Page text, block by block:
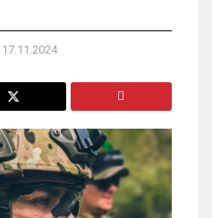
17.11.2024